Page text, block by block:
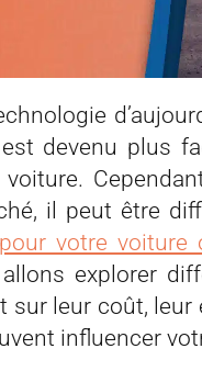
devenu plus
il peut être
votre
explorer
sur leur coût,
influencer